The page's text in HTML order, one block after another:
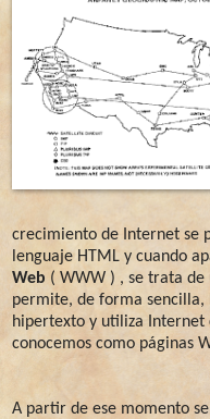
crecimiento de Internet se
lenguaje HTML y cuando
Web ( WWW ) , se trata
permite, de forma sencilla,
hipertexto y utiliza Internet
conocemos como páginas
A partir de ese momento